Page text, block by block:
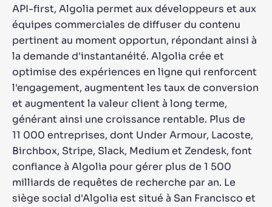
API-first, Algolia permet aux développeurs et aux
équipes commerciales de diffuser du contenu
pertinent au moment opportun, répondant ainsi à
la demande d'instantanéité. Algolia crée et
optimise des expériences en ligne qui renforcent
l'engagement, augmentent les taux de conversion
et augmentent la valeur client à long terme,
générant ainsi une croissance rentable. Plus de
11 000 entreprises, dont Under Armour, Lacoste,
Birchbox, Stripe, Slack, Medium et Zendesk, font
confiance à Algolia pour gérer plus de 1 500
milliards de requêtes de recherche par an. Le
siège social d'Algolia est situé à San Francisco et